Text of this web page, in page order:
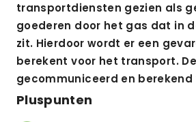
transportdiensten gezien als
goederen door het gas dat in
zit. Hierdoor wordt er een
berekent voor het transport.
gecommuniceerd en berekend
Pluspunten